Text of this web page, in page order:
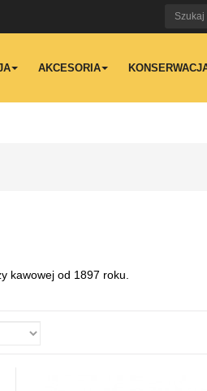
AKCESORIA
kawowej od 1897 roku.